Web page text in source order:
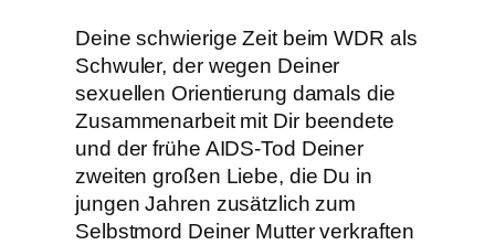
Deine schwierige Zeit beim WDR als
Schwuler, der wegen Deiner
sexuellen Orientierung damals die
Zusammenarbeit mit Dir beendete
und der frühe AIDS-Tod Deiner
zweiten großen Liebe, die Du in
jungen Jahren zusätzlich zum
Selbstmord Deiner Mutter verkraften